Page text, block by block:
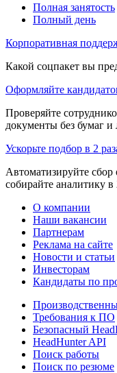
Полная занятость
Полный день
Корпоративная
Какой соцпакет вы
Оформляйте
Проверяйте
документы без бумаг
Ускорьте подбор в 2
Автоматизируйте сбор
собирайте аналитику в
О компании
Наши вакансии
Партнерам
Реклама на сайте
Новости и статьи
Инвесторам
Кандидаты по
Требования к ПО
Безопасный
HeadHunter API
Поиск работы
Поиск по резюме